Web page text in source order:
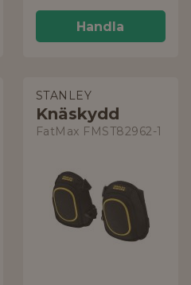
Handla
STANLEY
Knäskydd
FatMax FMST82962-1